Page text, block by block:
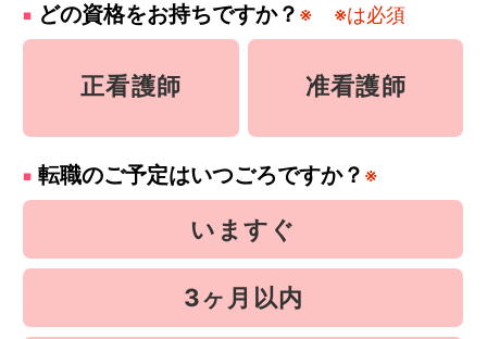
どの資格をお持ちですか？ ※ ※は必須
正看護師 准看護師
転職のご予定はいつごろですか？ ※
いますぐ
3ヶ月以内